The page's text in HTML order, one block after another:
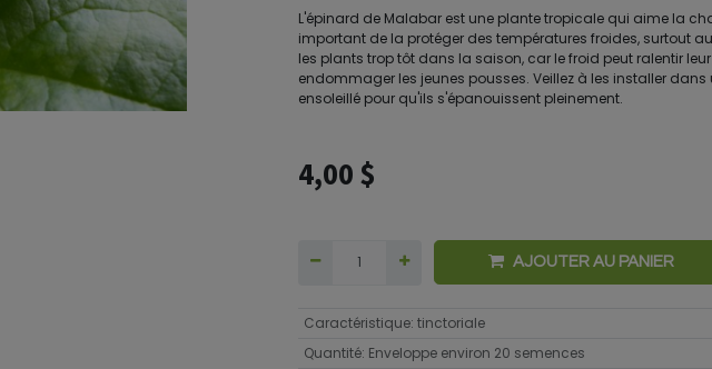
L'épinard de Malabar est une plante tropicale qui aime la
important de la protéger des températures froides, surtout
les plants trop tôt dans la saison, car le froid peut ralentir
endommager les jeunes pousses. Veillez à les installer
ensoleillé pour qu'ils s'épanouissent pleinement.
4,00 $
AJOUTER AU PANIER
Caractéristique: tinctoriale
Quantité: Enveloppe environ 20 semences